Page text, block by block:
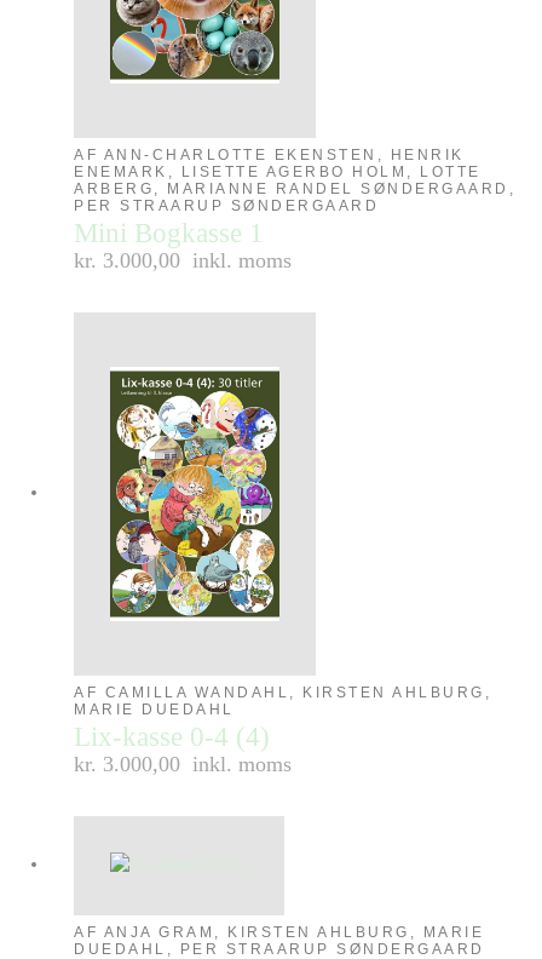
AF ANN-CHARLOTTE EKENSTEN, HENRIK
ENEMARK, LISETTE AGERBO HOLM, LOTTE
ARBERG, MARIANNE RANDEL SØNDERGAARD,
PER STRAARUP SØNDERGAARD
Mini Bogkasse 1
kr. 3.000,00 inkl. moms
AF CAMILLA WANDAHL, KIRSTEN AHLBURG,
MARIE DUEDAHL
Lix-kasse 0-4 (4)
kr. 3.000,00 inkl. moms
AF ANJA GRAM, KIRSTEN AHLBURG, MARIE
DUEDAHL, PER STRAARUP SØNDERGAARD